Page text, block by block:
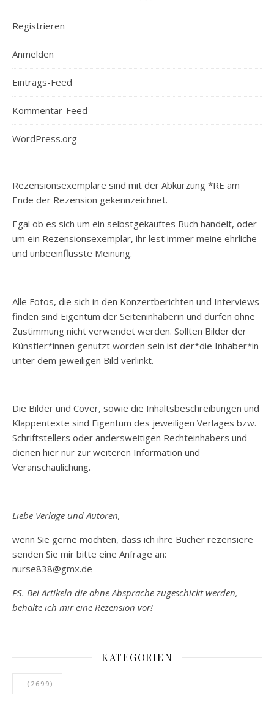
Registrieren
Anmelden
Eintrags-Feed
Kommentar-Feed
WordPress.org
Rezensionsexemplare sind mit der Abkürzung *RE am
Ende der Rezension gekennzeichnet.
Egal ob es sich um ein selbstgekauftes Buch handelt, oder
um ein Rezensionsexemplar, ihr lest immer meine ehrliche
und unbeeinflusste Meinung.
Alle Fotos, die sich in den Konzertberichten und Interviews
finden sind Eigentum der Seiteninhaberin und dürfen ohne
Zustimmung nicht verwendet werden. Sollten Bilder der
Künstler*innen genutzt worden sein ist der*die Inhaber*in
unter dem jeweiligen Bild verlinkt.
Die Bilder und Cover, sowie die Inhaltsbeschreibungen und
Klappentexte sind Eigentum des jeweiligen Verlages bzw.
Schriftstellers oder andersweitigen Rechteinhabers und
dienen hier nur zur weiteren Information und
Veranschaulichung.
Liebe Verlage und Autoren,
wenn Sie gerne möchten, dass ich ihre Bücher rezensiere
senden Sie mir bitte eine Anfrage an:
nurse838@gmx.de
PS. Bei Artikeln die ohne Absprache zugeschickt werden,
behalte ich mir eine Rezension vor!
KATEGORIEN
. (2699)